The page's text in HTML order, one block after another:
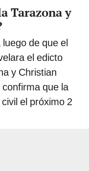
Tarazona y
de que el
el edicto
y Christian
que la
el próximo 2